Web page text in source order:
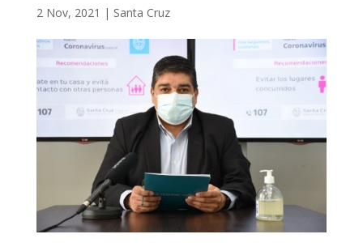
2 Nov, 2021 | Santa Cruz